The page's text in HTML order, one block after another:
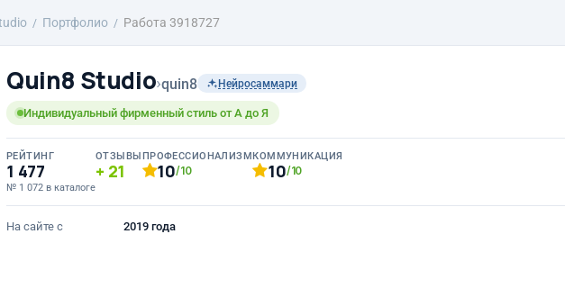
Портфолио Работа 3918727
Quin8 Studio›quin8 Нейросаммари
Индивидуальный фирменный стиль от А до Я
РЕЙТИНГ
1 477
№ 1 072 в каталоге
ОТЗЫВЫ
21
ПРОФЕССИОНАЛИЗМ
10/10
КОММУНИКАЦИЯ
10/10
На сайте с 2019 года